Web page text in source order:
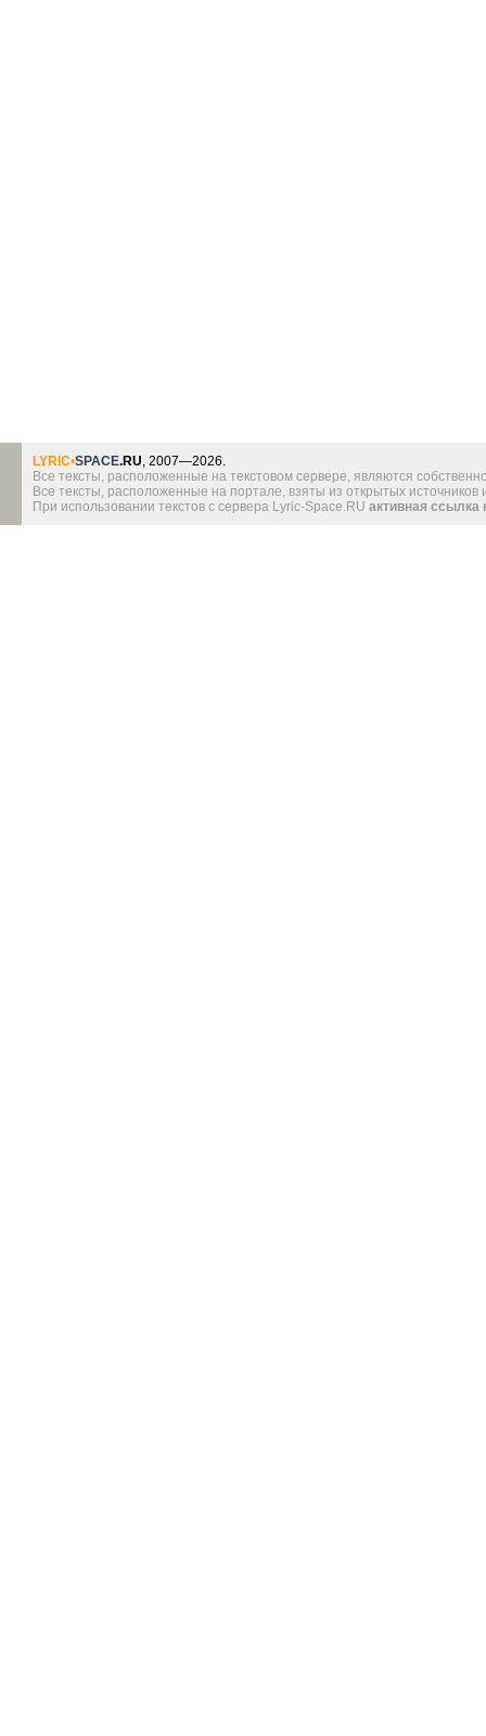
LYRIC•SPACE.RU, 2007—2026.
Все тексты, расположенные на текстовом сервере, являются
Все тексты, расположенные на портале, взяты из открытых
При использовании текстов с сервера Lyric-Space.RU активная ссылка